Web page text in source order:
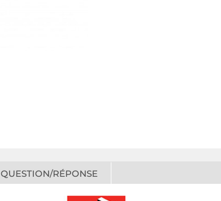
QUESTION/RÉPONSE